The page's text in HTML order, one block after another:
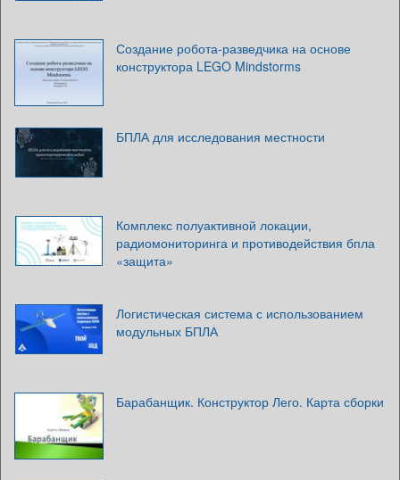
Создание робота-разведчика на основе
конструктора LEGO Mindstorms
БПЛА для исследования местности
Комплекс полуактивной локации,
радиомониторинга и противодействия бпла
«защита»
Логистическая система с использованием
модульных БПЛА
Барабанщик. Конструктор Лего. Карта сборки